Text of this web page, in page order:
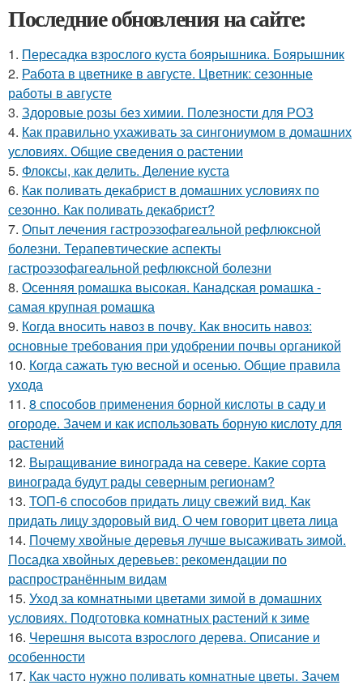
Последние обновления на сайте:
1. Пересадка взрослого куста боярышника. Боярышник
2. Работа в цветнике в августе. Цветник: сезонные
работы в августе
3. Здоровые розы без химии. Полезности для РОЗ
4. Как правильно ухаживать за сингониумом в домашних
условиях. Общие сведения о растении
5. Флоксы, как делить. Деление куста
6. Как поливать декабрист в домашних условиях по
сезонно. Как поливать декабрист?
7. Опыт лечения гастроэзофагеальной рефлюксной
болезни. Терапевтические аспекты
гастроэзофагеальной рефлюксной болезни
8. Осенняя ромашка высокая. Канадская ромашка -
самая крупная ромашка
9. Когда вносить навоз в почву. Как вносить навоз:
основные требования при удобрении почвы органикой
10. Когда сажать тую весной и осенью. Общие правила
ухода
11. 8 способов применения борной кислоты в саду и
огороде. Зачем и как использовать борную кислоту для
растений
12. Выращивание винограда на севере. Какие сорта
винограда будут рады северным регионам?
13. ТОП-6 способов придать лицу свежий вид. Как
придать лицу здоровый вид. О чем говорит цвета лица
14. Почему хвойные деревья лучше высаживать зимой.
Посадка хвойных деревьев: рекомендации по
распространённым видам
15. Уход за комнатными цветами зимой в домашних
условиях. Подготовка комнатных растений к зиме
16. Черешня высота взрослого дерева. Описание и
особенности
17. Как часто нужно поливать комнатные цветы. Зачем